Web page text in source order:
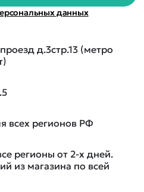
д.3стр.13 (метро
всех регионов РФ
регионы от 2-х дней.
из магазина по всей
данных